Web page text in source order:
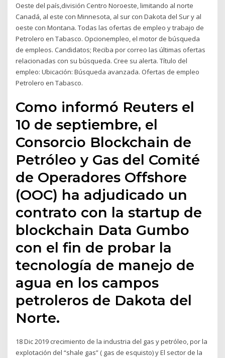
Oeste del país,división Centro Noroeste, limitando al norte
Canadá, al este con Minnesota, al sur con Dakota del Sur y al
oeste con Montana. Todas las ofertas de empleo y trabajo de
Petrolero en Tabasco. Opcionempleo, el motor de búsqueda
de empleos. Candidatos; Reciba por correo las últimas ofertas
relacionadas con su búsqueda. Cree su alerta. Título del
empleo: Ubicación: Búsqueda avanzada. Ofertas de empleo
Petrolero en Tabasco.
Como informó Reuters el
10 de septiembre, el
Consorcio Blockchain de
Petróleo y Gas del Comité
de Operadores Offshore
(OOC) ha adjudicado un
contrato con la startup de
blockchain Data Gumbo
con el fin de probar la
tecnología de manejo de
agua en los campos
petroleros de Dakota del
Norte.
18 Dic 2019 crecimiento de la industria del gas y petróleo, por la
explotación del “shale gas” ( gas de esquisto) y El sector de la